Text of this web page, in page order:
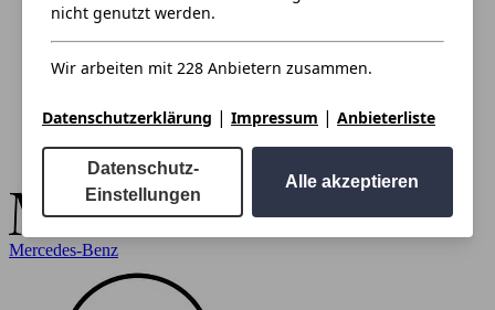
Mercedes-Benz
nicht genutzt werden.
Wir arbeiten mit 228 Anbietern zusammen.
Datenschutzerklärung | Impressum | Anbieterliste
Datenschutz-
Einstellungen
Alle akzeptieren